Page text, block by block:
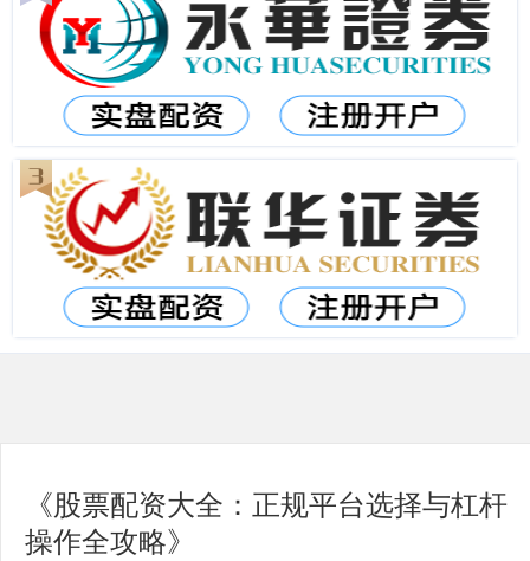
《股票配资大全：正规平台选择与杠杆
操作全攻略》